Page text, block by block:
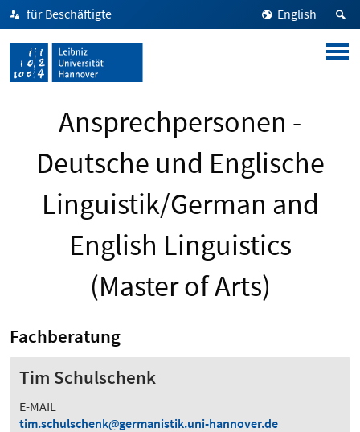
für Beschäftigte English
Ansprechpersonen -
Deutsche und Englische
Linguistik/German and
English Linguistics
(Master of Arts)
Fachberatung
Tim Schulschenk
E-MAIL
tim.schulschenk
germanistik.uni-hannover.de